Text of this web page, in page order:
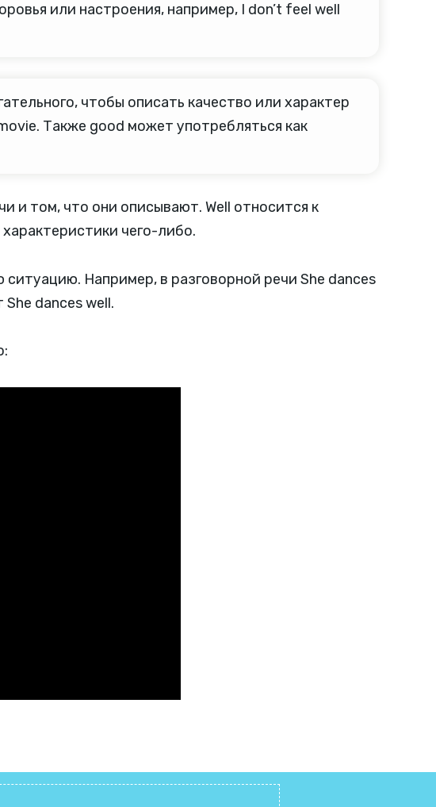
или настроения, например, I don’t feel well
чтобы описать качество или характер
Также good может употребляться как
и том, что они описывают. Well относится к
чего-либо.
Например, в разговорной речи She dances
dances well.